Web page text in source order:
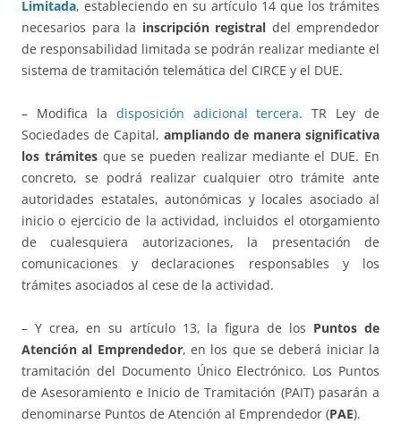
Limitada, estableciendo en su artículo 14 que los trámites
necesarios para la inscripción registral del emprendedor
de responsabilidad limitada se podrán realizar mediante el
sistema de tramitación telemática del CIRCE y el DUE.
– Modifica la disposición adicional tercera. TR Ley de
Sociedades de Capital, ampliando de manera significativa
los trámitesque se pueden realizar mediante el DUE. En
concreto, se podrá realizar cualquier otro trámite ante
autoridades estatales, autonómicas y locales asociado al
inicio o ejercicio de la actividad, incluidos el otorgamiento
de cualesquiera autorizaciones, la presentación de
comunicaciones y declaraciones responsables y los
trámites asociados al cese de la actividad.
– Y crea, en su artículo 13, la figura de los Puntos de
Atención al Emprendedor, en los que se deberá iniciar la
tramitación del Documento Único Electrónico. Los Puntos
de Asesoramiento e Inicio de Tramitación (PAIT) pasarán a
denominarse Puntos de Atención al Emprendedor (PAE).